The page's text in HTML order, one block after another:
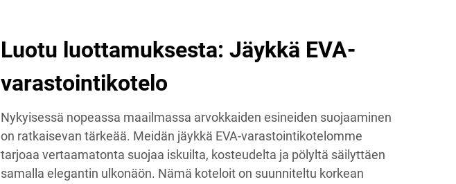
Luotu luottamuksesta: Jäykkä EVA-
varastointikotelo
Nykyisessä nopeassa maailmassa arvokkaiden esineiden suojaaminen
on ratkaisevan tärkeää. Meidän jäykkä EVA-varastointikotelomme
tarjoaa vertaamatonta suojaa iskuilta, kosteudelta ja pölyltä säilyttäen
samalla elegantin ulkonäön. Nämä koteloit on suunniteltu korkean